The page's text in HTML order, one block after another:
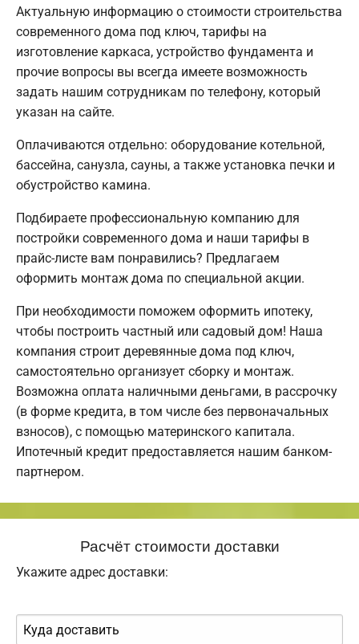
Актуальную информацию о стоимости строительства
современного дома под ключ, тарифы на
изготовление каркаса, устройство фундамента и
прочие вопросы вы всегда имеете возможность
задать нашим сотрудникам по телефону, который
указан на сайте.
Оплачиваются отдельно: оборудование котельной,
бассейна, санузла, сауны, а также установка печки и
обустройство камина.
Подбираете профессиональную компанию для
постройки современного дома и наши тарифы в
прайс-листе вам понравились? Предлагаем
оформить монтаж дома по специальной акции.
При необходимости поможем оформить ипотеку,
чтобы построить частный или садовый дом! Наша
компания строит деревянные дома под ключ,
самостоятельно организует сборку и монтаж.
Возможна оплата наличными деньгами, в рассрочку
(в форме кредита, в том числе без первоначальных
взносов), с помощью материнского капитала.
Ипотечный кредит предоставляется нашим банком-
партнером.
Расчёт стоимости доставки
Укажите адрес доставки: